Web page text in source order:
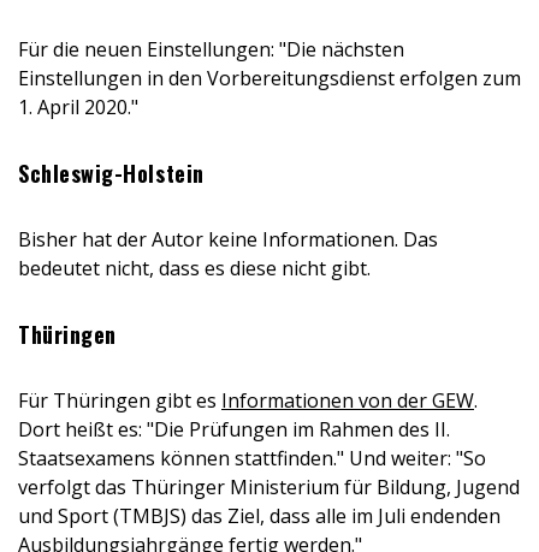
Für die neuen Einstellungen: "Die nächsten
Einstellungen in den Vorbereitungsdienst erfolgen zum
1. April 2020."
Schleswig-Holstein
Bisher hat der Autor keine Informationen. Das
bedeutet nicht, dass es diese nicht gibt.
Thüringen
Für Thüringen gibt es Informationen von der GEW.
Dort heißt es: "Die Prüfungen im Rahmen des II.
Staatsexamens können stattfinden." Und weiter: "So
verfolgt das Thüringer Ministerium für Bildung, Jugend
und Sport (TMBJS) das Ziel, dass alle im Juli endenden
Ausbildungsjahrgänge fertig werden."